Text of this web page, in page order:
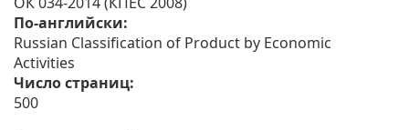
По-английски:
Russian Classification of Product by Economic
Activities
Число страниц:
500